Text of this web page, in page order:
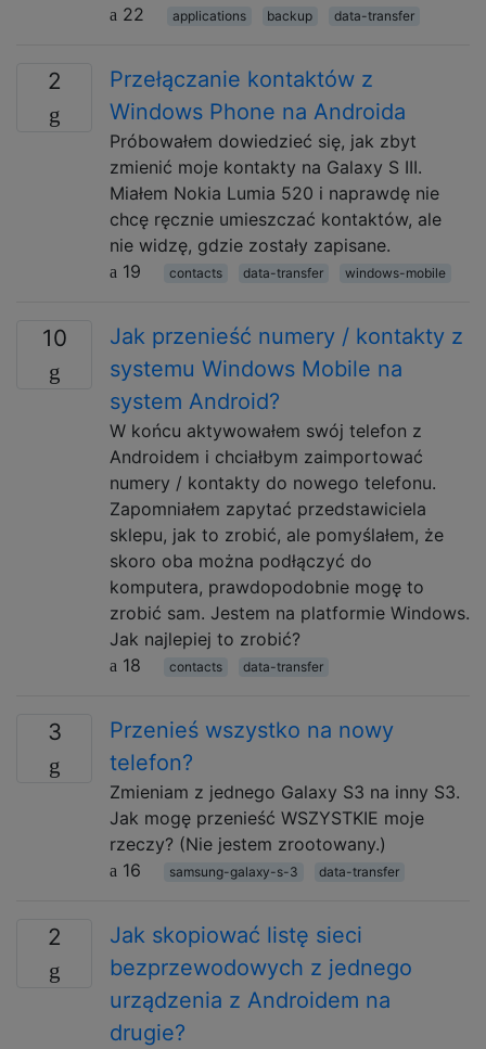
22
applications backup data-transfer
2
Przełączanie kontaktów z
Windows Phone na Androida
Próbowałem dowiedzieć się, jak zbyt
zmienić moje kontakty na Galaxy S III.
Miałem Nokia Lumia 520 i naprawdę nie
chcę ręcznie umieszczać kontaktów, ale
nie widzę, gdzie zostały zapisane.
19
contacts data-transfer windows-mobile
10
Jak przenieść numery / kontakty z
systemu Windows Mobile na
system Android?
W końcu aktywowałem swój telefon z
Androidem i chciałbym zaimportować
numery / kontakty do nowego telefonu.
Zapomniałem zapytać przedstawiciela
sklepu, jak to zrobić, ale pomyślałem, że
skoro oba można podłączyć do
komputera, prawdopodobnie mogę to
zrobić sam. Jestem na platformie Windows.
Jak najlepiej to zrobić?
18
contacts data-transfer
3
Przenieś wszystko na nowy
telefon?
Zmieniam z jednego Galaxy S3 na inny S3.
Jak mogę przenieść WSZYSTKIE moje
rzeczy? (Nie jestem zrootowany.)
16
samsung-galaxy-s-3 data-transfer
2
Jak skopiować listę sieci
bezprzewodowych z jednego
urządzenia z Androidem na
drugie?